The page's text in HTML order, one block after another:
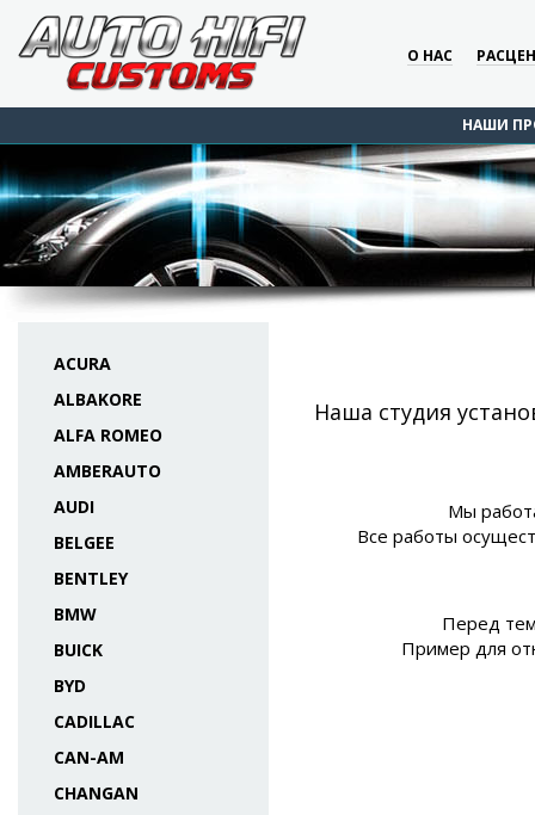
О НАС
НАШИ
ACURA
ALBAKORE
ALFA ROMEO
AMBERAUTO
AUDI
BELGEE
BENTLEY
BMW
BUICK
BYD
CADILLAC
CAN-AM
CHANGAN
Наша студия
Мы
Все работы
Перед
Пример для